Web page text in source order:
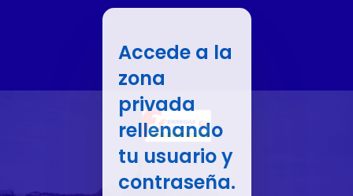
Accede a la
zona
privada
rellenando
tu usuario y
contraseña.